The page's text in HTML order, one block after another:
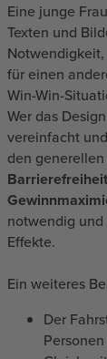
Eine junge
Texten und
Notwendigkeit,
für einen
Win-Win-
Wer das
vereinfacht
den
notwendig
Effekte.
Ein weiteres
Der